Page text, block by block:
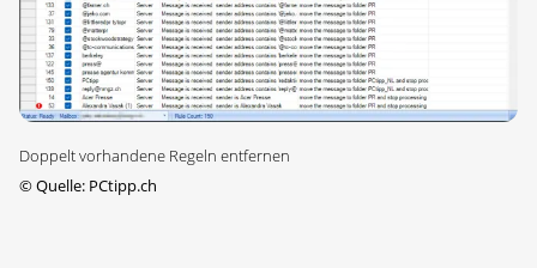
Doppelt vorhandene Regeln entfernen
©Quelle: PCtipp.ch